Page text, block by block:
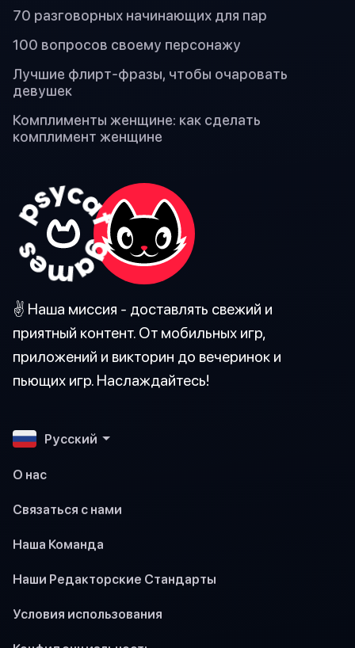
70 разговорных начинающих для пар
100 вопросов своему персонажу
Лучшие флирт-фразы, чтобы очаровать
девушек
Комплименты женщине: как сделать
комплимент женщине
✌️ Наша миссия - доставлять свежий и
приятный контент. От мобильных игр,
приложений и викторин до вечеринок и
пьющих игр. Наслаждайтесь!
Pусский
О нас
Связаться с нами
Наша Команда
Наши Редакторские Стандарты
Условия использования